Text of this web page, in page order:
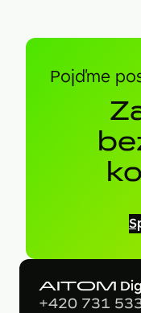
Pojďme
AITOM
+420 731